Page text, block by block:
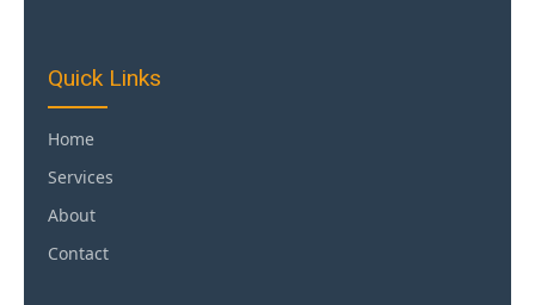
Quick Links
Home
Services
About
Contact